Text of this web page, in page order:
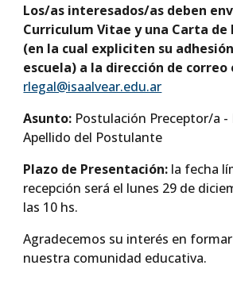
Los/as interesados/as deben
Curriculum Vitae y una Carta de
(en la cual expliciten su
escuela) a la dirección de
rlegal@isaalvear.edu.ar
Asunto: Postulación Preceptor/a -
Apellido del Postulante
Plazo de Presentación: la fecha
recepción será el lunes 29 de
las 10 hs.
Agradecemos su interés en
nuestra comunidad educativa.